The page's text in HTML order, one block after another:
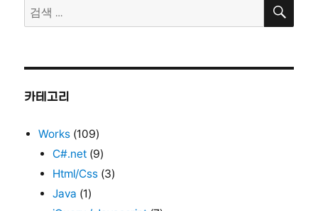
검
색:
카테고리
Works (109)
C#.net (9)
Html/Css (3)
Java (1)